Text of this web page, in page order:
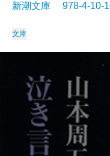
新潮文庫 978-4-
文庫